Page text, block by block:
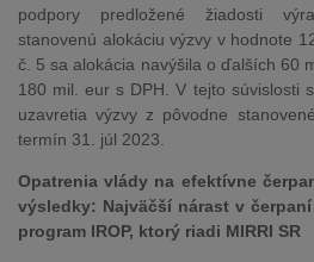
podpory predložené žiadosti
stanovenú alokáciu výzvy v hodnote
č. 5 sa alokácia navýšila o ďalších 60
180 mil. eur s DPH. V tejto súvislosti
uzavretia výzvy z pôvodne
termín 31. júl 2023.
Opatrenia vlády na efektívne
výsledky: Najväčší nárast v
program IROP, ktorý riadi MIRRI SR